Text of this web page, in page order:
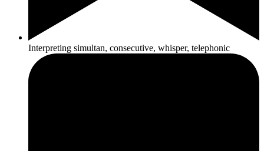
Interpreting simultan, consecutive, whisper, telephonic